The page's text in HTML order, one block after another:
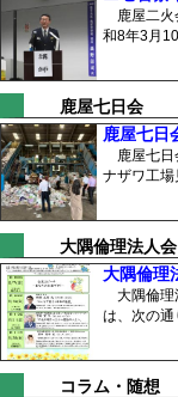
鹿屋二火
和8年3月
鹿屋七日会
鹿屋七日
鹿屋七日
ナザワ工場
大隅倫理法人会
大隅倫理
大隅倫理
は、次の
コラム・随想